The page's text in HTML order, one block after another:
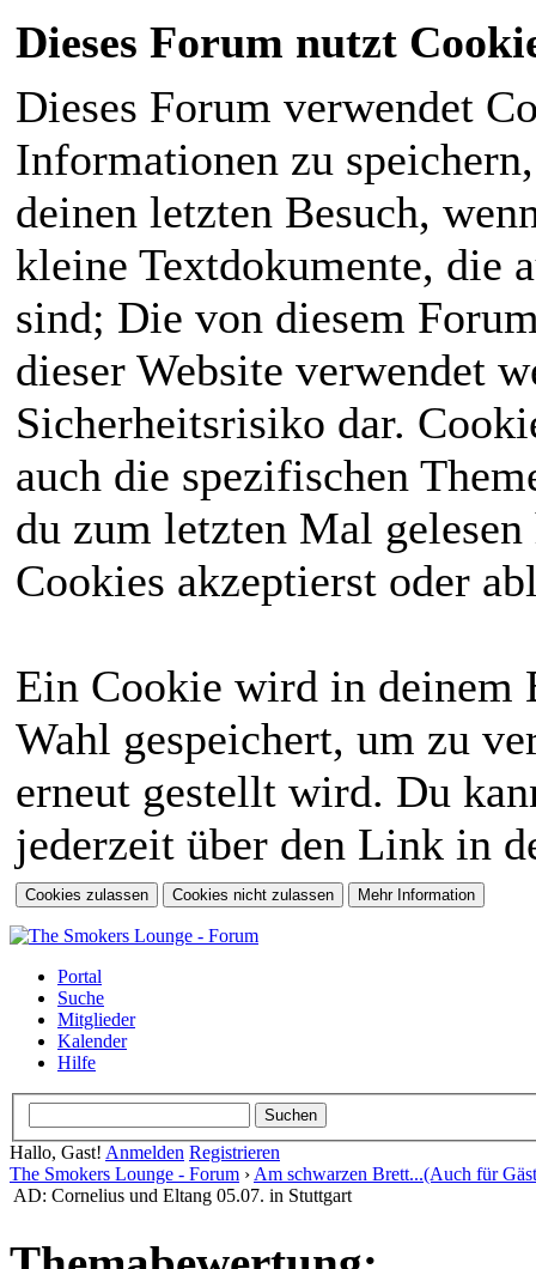
Dieses Forum nutzt
Dieses Forum verwendet
Informationen zu
deinen letzten Besuch,
kleine Textdokumente, die
sind; Die von diesem
dieser Website verwendet
Sicherheitsrisiko dar.
auch die spezifischen
du zum letzten Mal
Cookies akzeptierst oder
Ein Cookie wird in deinem
Wahl gespeichert, um zu
erneut gestellt wird. Du
jederzeit über den Link in
Portal
Suche
Mitglieder
Kalender
Hilfe
Hallo, Gast! Anmelden Registrieren
The Smokers Lounge - Forum › Am schwarzen Brett...(Auch für
AD: Cornelius und Eltang 05.07. in Stuttgart